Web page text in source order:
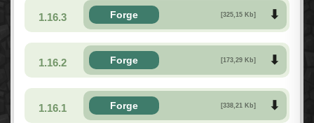
1.16.3 Forge [325,15 Kb]
1.16.2 Forge [173,29 Kb]
1.16.1 Forge [338,21 Kb]